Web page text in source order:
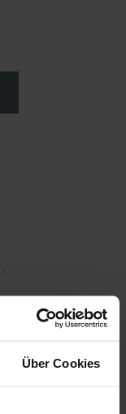
Über Cookies
22